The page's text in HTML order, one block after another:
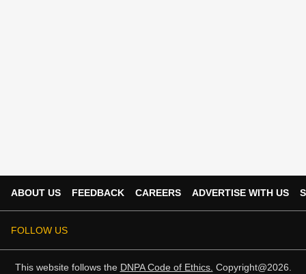
ABOUT US FEEDBACK CAREERS ADVERTISE WITH US
FOLLOW US
This website follows the DNPA Code of Ethics. Copyright@2026.